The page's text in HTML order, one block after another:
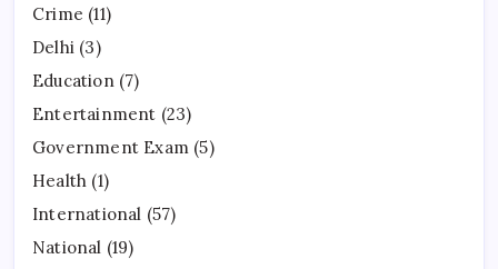
Crime (11)
Delhi (3)
Education(7)
Entertainment (23)
Government Exam (5)
Health (1)
International (57)
National (19)